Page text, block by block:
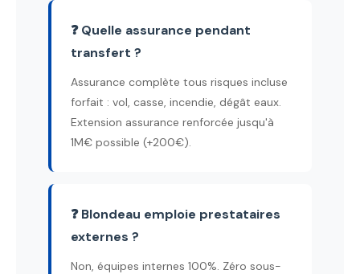
❓ Quelle assurance pendant
transfert ?
Assurance complète tous risques incluse
forfait : vol, casse, incendie, dégât eaux.
Extension assurance renforcée jusqu'à
1M€ possible (+200€).
❓ Blondeau emploie prestataires
externes ?
Non, équipes internes 100%. Zéro sous-